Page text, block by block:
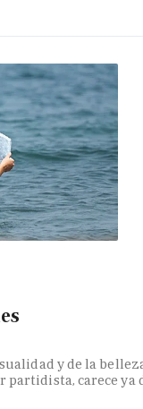
y de la
partidista, carece ya